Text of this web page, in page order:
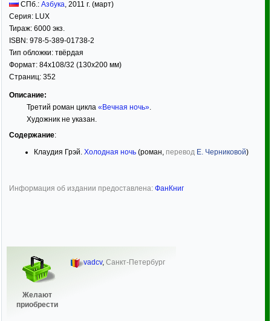
СПб.: Азбука, 2011 г. (март)
Серия: LUX
Тираж: 6000 экз.
ISBN: 978-5-389-01738-2
Тип обложки: твёрдая
Формат: 84x108/32 (130x200 мм)
Страниц: 352
Описание:
Третий роман цикла «Вечная ночь».
Художник не указан.
Содержание:
Клаудия Грэй. Холодная ночь (роман, перевод Е. Черниковой)
Информация об издании предоставлена: ФанКниг
Желают
приобрести
vadcv, Санкт-Петербург